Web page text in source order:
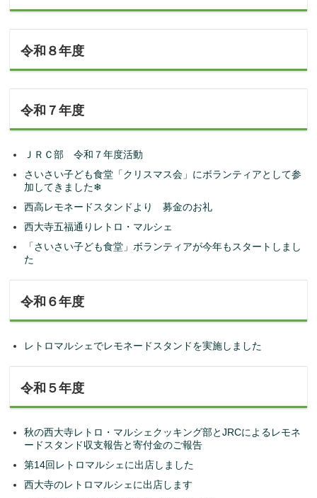
令和８年度
令和７年度
ＪＲＣ部 令和７年度活動
さいさい子ども食堂「クリスマス会」にボランティアとして参
加してきました❄
西高レモネードスタンドより 募金のお礼
西大寺五福通りレトロ・マルシェ
「さいさい子ども食堂」ボランティアが今年もスタートしまし
た
令和６年度
レトロマルシェでレモネードスタンドを実施しました
令和５年度
秋の西大寺レトロ・マルシェクッキング部とJRCによるレモネ
ードスタンド収支報告と寄付金のご報告
第14回レトロマルシェに出店しました
西大寺のレトロマルシェに出店します